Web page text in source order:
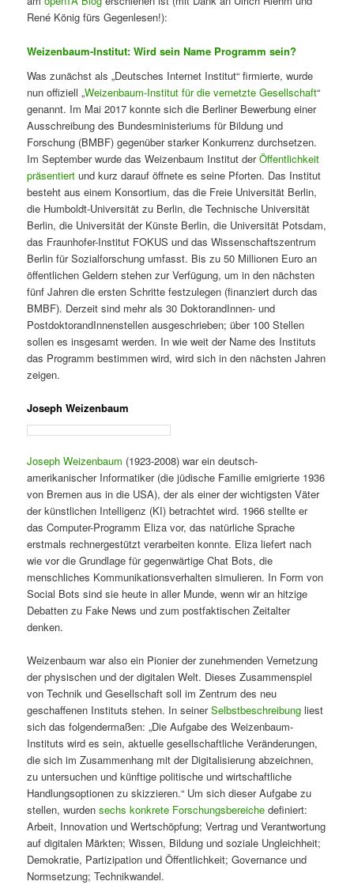
René König fürs Gegenlesen!):
Weizenbaum-Institut: Wird sein Name Programm sein?
Was zunächst als „Deutsches Internet Institut“ firmierte, wurde
nun offiziell „Weizenbaum-Institut für die vernetzte Gesellschaft“
genannt. Im Mai 2017 konnte sich die Berliner Bewerbung einer
Ausschreibung des Bundesministeriums für Bildung und
Forschung (BMBF) gegenüber starker Konkurrenz durchsetzen.
Im September wurde das Weizenbaum Institut derÖffentlichkeit
präsentiert und kurz darauf öffnete es seine Pforten. Das Institut
besteht aus einem Konsortium, das die Freie Universität Berlin,
die Humboldt-Universität zu Berlin, die Technische Universität
Berlin, die Universität der Künste Berlin, die Universität Potsdam,
das Fraunhofer-Institut FOKUS und das Wissenschaftszentrum
Berlin für Sozialforschung umfasst. Bis zu 50 Millionen Euro an
öffentlichen Geldern stehen zur Verfügung, um in den nächsten
fünf Jahren die ersten Schritte festzulegen (finanziert durch das
BMBF). Derzeit sind mehr als 30 DoktorandInnen- und
PostdoktorandInnenstellen ausgeschrieben; über 100 Stellen
sollen es insgesamt werden. In wie weit der Name des Instituts
das Programm bestimmen wird, wird sich in den nächsten Jahren
zeigen.
Joseph Weizenbaum
Joseph Weizenbaum (1923-2008) war ein deutsch-
amerikanischer Informatiker (die jüdische Familie emigrierte 1936
von Bremen aus in die USA), der als einer der wichtigsten Väter
der künstlichen Intelligenz (KI) betrachtet wird. 1966 stellte er
das Computer-Programm Eliza vor, das natürliche Sprache
erstmals rechnergestützt verarbeiten konnte. Eliza liefert nach
wie vor die Grundlage für gegenwärtige Chat Bots, die
menschliches Kommunikationsverhalten simulieren. In Form von
Social Bots sind sie heute in aller Munde, wenn wir an hitzige
Debatten zu Fake News und zum postfaktischen Zeitalter
denken.
Weizenbaum war also ein Pionier der zunehmenden Vernetzung
der physischen und der digitalen Welt. Dieses Zusammenspiel
von Technik und Gesellschaft soll im Zentrum des neu
geschaffenen Instituts stehen. In seinerSelbstbeschreibung liest
sich das folgendermaßen: „Die Aufgabe des Weizenbaum-
Instituts wird es sein, aktuelle gesellschaftliche Veränderungen,
die sich im Zusammenhang mit der Digitalisierung abzeichnen,
zu untersuchen und künftige politische und wirtschaftliche
Handlungsoptionen zu skizzieren.“ Um sich dieser Aufgabe zu
stellen, wurdensechs konkrete Forschungsbereiche definiert:
Arbeit, Innovation und Wertschöpfung; Vertrag und Verantwortung
auf digitalen Märkten; Wissen, Bildung und soziale Ungleichheit;
Demokratie, Partizipation und Öffentlichkeit; Governance und
Normsetzung; Technikwandel.